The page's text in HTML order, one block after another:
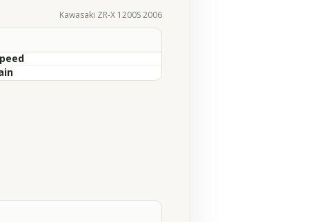
Kawasaki ZR-X 1200S 2006